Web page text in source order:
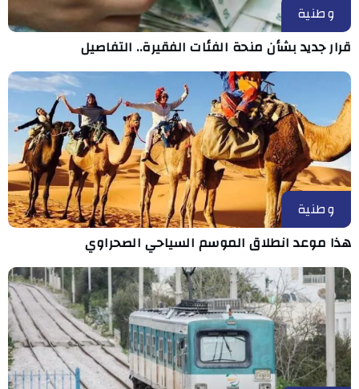
وطنية
قرار جديد بشأن منحة الفئات الفقيرة.. التفاصيل
وطنية
هذا موعد انطلاق الموسم السياحي الصحراوي